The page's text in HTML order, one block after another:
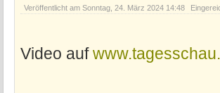
Veröffentlicht am Sonntag, 24. März 2024 14:48
Video auf